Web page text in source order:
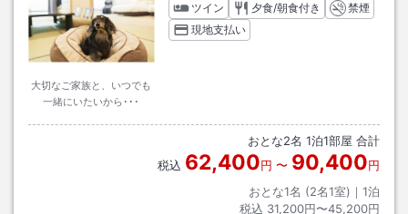
大切なご家族と、いつでも
一緒にいたいから･･･
ツイン
夕食/朝食付き
禁煙
現地支払い
おとな2名 1泊1部屋 合計
税込 62,400円 〜 90,400円
おとな1名 (2名1室)｜ 1泊
税込 31,200円〜45,200円